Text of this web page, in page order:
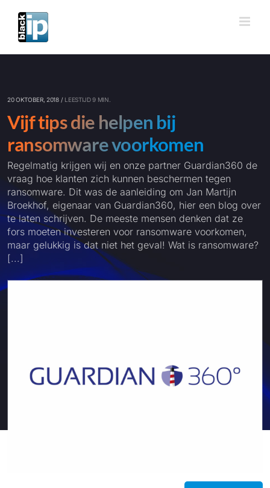
naar
inhoud
20 OKTOBER, 2018 / LEESTIJD 9 MIN.
Vijf tips die helpen bij
ransomware voorkomen
Regelmatig krijgen wij en onze partner Guardian360 de
vraag hoe klanten zich kunnen beschermen tegen
ransomware. Dit was de aanleiding om Jan Martijn
Broekhof, eigenaar van Guardian360, hier een blog over
te laten schrijven. De meeste mensen denken dat ze
fors moeten investeren voor ransomware voorkomen,
maar gelukkig is dat niet het geval! Wat is ransomware?
[...]